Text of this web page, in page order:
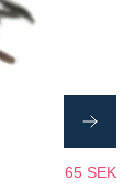
65 SEK